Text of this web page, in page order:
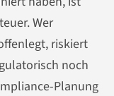
Wer
riskiert
noch
Planung